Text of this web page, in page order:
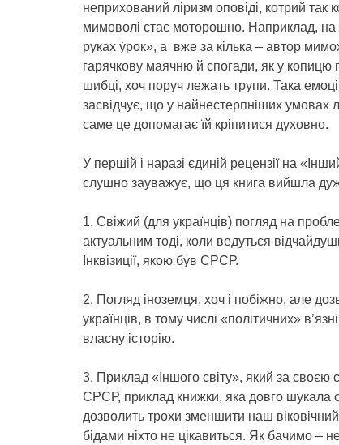
неприхований ліризм оповіді, котрий
мимоволі стає моторошно. Наприклад, на
руках ỳрок», а вже за кілька – автор
гарячкову маячню й спогади, як у копицю
шибці, хоч поруч лежать трупи. Така
засвідчує, що у найнестерпніших умовах
саме це допомагає їй кріпитися духовно.
У першій і наразі єдиній рецензії на
слушно зауважує, що ця книга вийшла
1. Свіжий (для українців) погляд на
актуальним тоді, коли ведуться
Інквізиції, якою був СРСР.
2. Погляд іноземця, хоч і побіжно, але
українців, в тому числі «політичних»
власну історію.
3. Приклад «Іншого світу», який за своєю
СРСР, приклад книжки, яка довго шукала
дозволить трохи зменшити наш
бідами ніхто не цікавиться. Як бачимо –